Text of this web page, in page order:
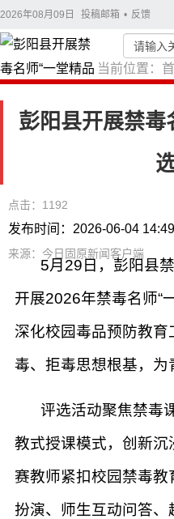
2026年08月09日 投稿邮箱 • 反馈
当前位置：
彭阳县开展禁毒
点击：1192
发布时间：2026-06-04
来源：今日固原新闻客户端
5月29日，彭阳县
开展2026年禁毒名师“
深化校园毒品预防教
毒、拒毒思想根基，为
评选活动聚焦禁毒
教式授课模式，创新
赛教师紧扣校园禁毒
扮演、师生互动问答